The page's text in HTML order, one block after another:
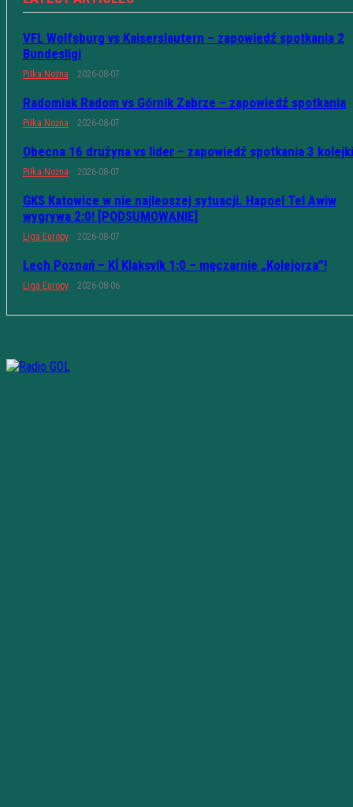
VFL Wolfsburg vs Kaiserslautern – zapowiedź spotkania 2
Bundesligi
Piłka Nożna 2026-08-07
Radomiak Radom vs Górnik Zabrze – zapowiedź spotkania
Piłka Nożna 2026-08-07
Obecna 16 drużyna vs lider – zapowiedź spotkania 3 kolejki
Piłka Nożna 2026-08-07
GKS Katowice w nie najleoszej sytuacji. Hapoel Tel Awiw
wygrywa 2:0! [PODSUMOWANIE]
Liga Europy 2026-08-07
Lech Poznań – KÍ Klaksvík 1:0 – męczarnie „Kolejorza”!
Liga Europy 2026-08-06